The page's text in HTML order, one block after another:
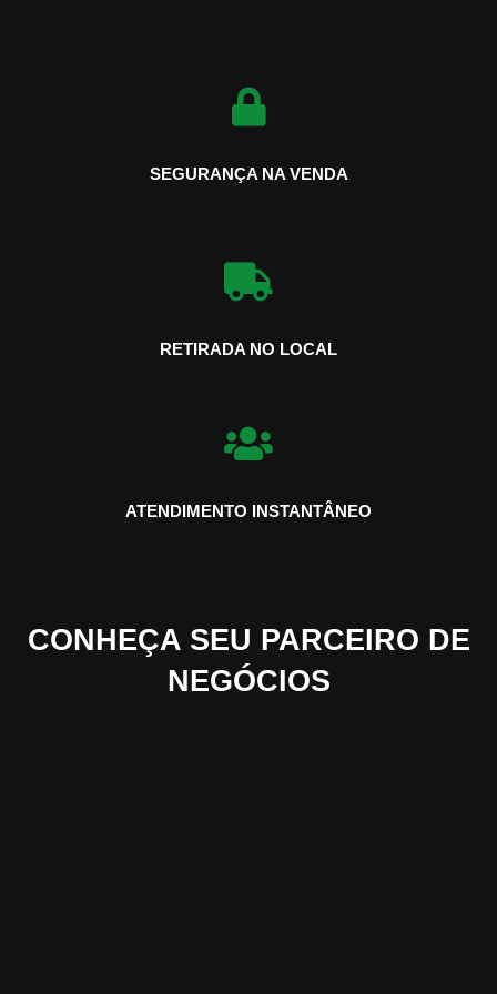
SEGURANÇA NA VENDA
RETIRADA NO LOCAL
ATENDIMENTO INSTANTÂNEO
CONHEÇA SEU PARCEIRO DE
NEGÓCIOS